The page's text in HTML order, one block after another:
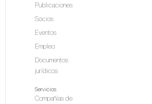
Publicaciones
Socios
Eventos
Empleo
Documentos
jurídicos
Servicios
Compañías de